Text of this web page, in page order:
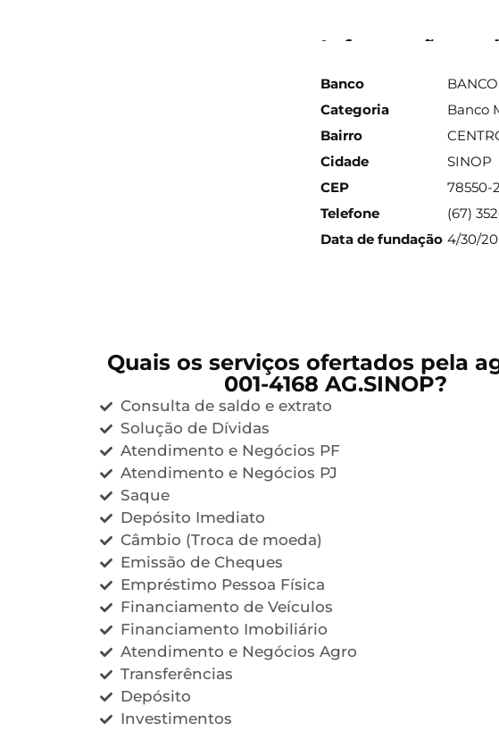
Informações
Banco
Categoria
Banco
Bairro
Cidade
SINOP
CEP
78550-
Telefone
(67)
Data de fundação 4/30/
Quais os serviços ofertados pela
001-4168 AG.SINOP?
Consulta de saldo e extrato
Solução de Dívidas
Atendimento e Negócios PF
Atendimento e Negócios PJ
Saque
Depósito Imediato
Câmbio (Troca de moeda)
Emissão de Cheques
Empréstimo Pessoa Física
Financiamento de Veículos
Financiamento Imobiliário
Atendimento e Negócios Agro
Transferências
Depósito
Investimentos